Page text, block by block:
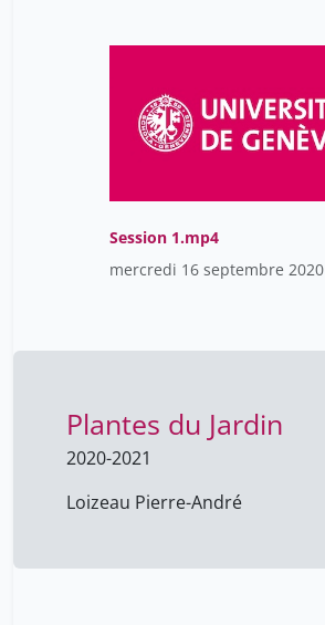
Session 1.mp4
mercredi 16 septembre 2020
Plantes du Jardin
2020-2021
Loizeau Pierre-André